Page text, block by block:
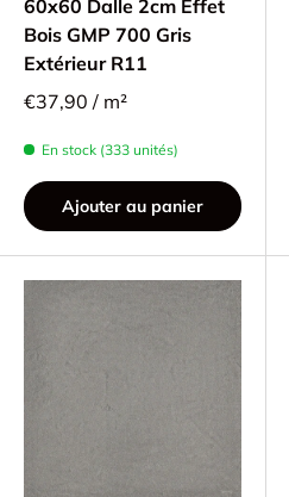
60x60 Dalle 2cm Effet
Bois GMP 700 Gris
Extérieur R11
€37,90 / m²
En stock (333 unités)
Ajouter au panier